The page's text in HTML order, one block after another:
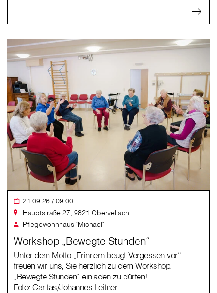
21.09.26 / 09:00
Hauptstraße 27, 9821 Obervellach
Pflegewohnhaus "Michael"
Workshop „Bewegte Stunden“
Unter dem Motto „Erinnern beugt Vergessen vor“
freuen wir uns, Sie herzlich zu dem Workshop:
„Bewegte Stunden“ einladen zu dürfen!
Foto: Caritas/Johannes Leitner